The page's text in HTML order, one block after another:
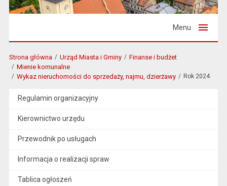
Menu
Strona główna Urząd Miasta i Gminy
Finanse i budżet
Mienie komunalne
Wykaz nieruchomości do sprzedaży, najmu, dzierżawy
Rok 2024
Regulamin organizacyjny
Kierownictwo urzędu
Przewodnik po usługach
Informacja o realizacji spraw
Tablica ogłoszeń